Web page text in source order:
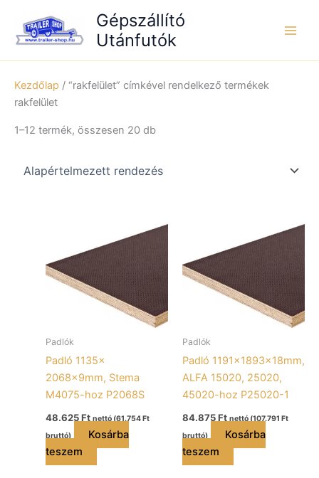
content
Gépszállító
Utánfutók
Kezdőlap / “rakfelület” címkével rendelkező termékek
rakfelület
1–12 termék, összesen 20 db
Padlók
Padló 1135x
2068x9mm, Stema
M4075-hoz P2068S
48.625Ft nettó (61.754Ft
bruttó)
Kosárba
teszem
Padlók
Padló 1191x1893x18mm,
ALFA 15020, 25020,
45020-hoz P25020-1
84.875Ft nettó (107.791 Ft
bruttó)
Kosárba
teszem